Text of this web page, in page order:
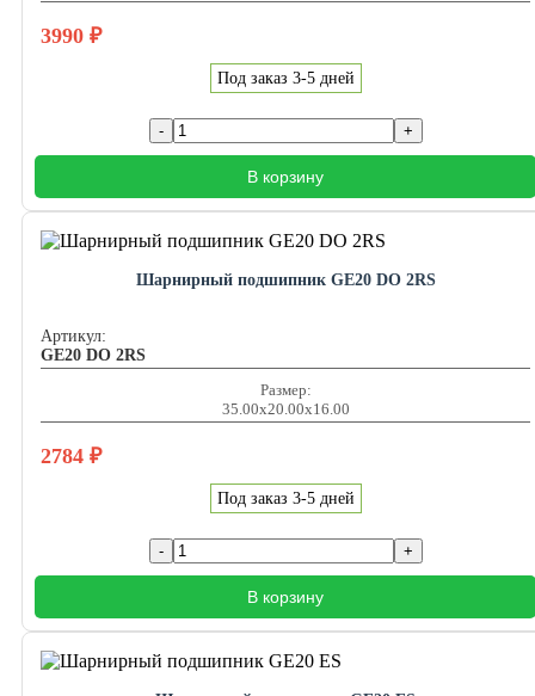
3990 ₽
Под заказ 3-5 дней
В корзину
Шарнирный подшипник GE20 DO 2RS
Артикул:
GE20 DO 2RS
Размер:
35.00x20.00x16.00
2784 ₽
Под заказ 3-5 дней
В корзину